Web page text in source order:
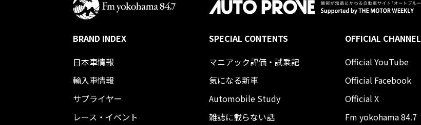
BRAND INDEX
日本車情報​
輸入車情報
サプライヤー
レース・イベント
SPECIAL CONTENTS
マニアック評価・試乗記
気になる新車
Automobile Study
雑誌に載らない話
OFFICIAL CHANNEL
Official YouTube
Official Facebook
Official X
Fm yokohama 84.7